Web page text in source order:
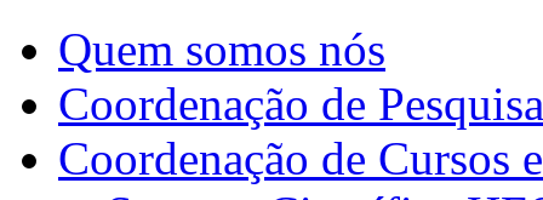
Quem somos nós
Coordenação de Pesquisa
Coordenação de Cursos